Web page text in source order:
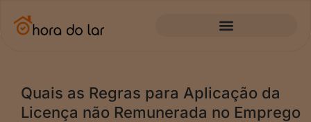
Quais as Regras para Aplicação da
Licença não Remunerada no Emprego